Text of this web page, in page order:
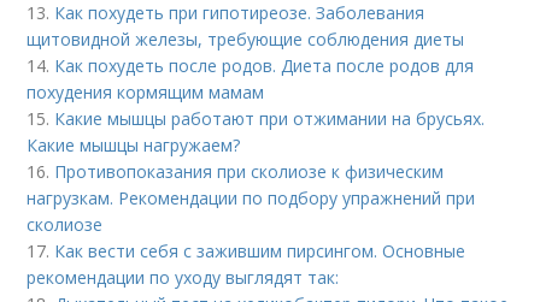
13. Как похудеть при гипотиреозе. Заболевания
щитовидной железы, требующие соблюдения диеты
14. Как похудеть после родов. Диета после родов для
похудения кормящим мамам
15. Какие мышцы работают при отжимании на брусьях.
Какие мышцы нагружаем?
16. Противопоказания при сколиозе к физическим
нагрузкам. Рекомендации по подбору упражнений при
сколиозе
17. Как вести себя с зажившим пирсингом. Основные
рекомендации по уходу выглядят так: